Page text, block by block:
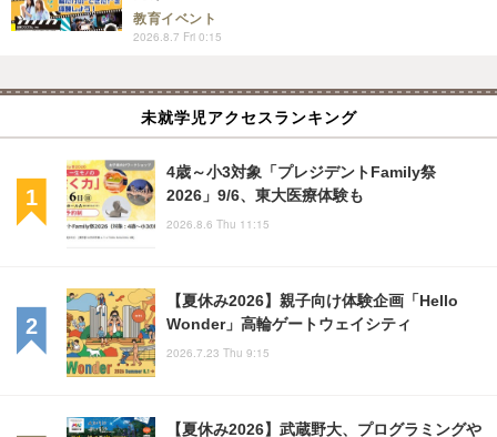
教育イベント
2026.8.7 Fri 0:15
未就学児アクセスランキング
4歳～小3対象「プレジデントFamily祭
2026」9/6、東大医療体験も
2026.8.6 Thu 11:15
【夏休み2026】親子向け体験企画「Hello
Wonder」高輪ゲートウェイシティ
2026.7.23 Thu 9:15
【夏休み2026】武蔵野大、プログラミングや